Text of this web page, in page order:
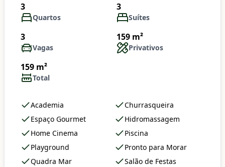
3
Quartos
3
Suítes
3
Vagas
159 m²
Privativos
159 m²
Total
Academia
Churrasqueira
Espaço Gourmet
Hidromassagem
Home Cinema
Piscina
Playground
Pronto para Morar
Quadra Mar
Salão de Festas